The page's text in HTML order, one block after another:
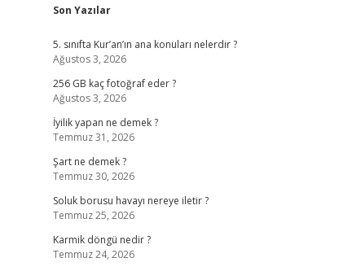
Sidebar
Son Yazılar
5. sınıfta Kur’an’ın ana konuları nelerdir ?
Ağustos 3, 2026
256 GB kaç fotoğraf eder ?
Ağustos 3, 2026
İyilik yapan ne demek ?
Temmuz 31, 2026
Şart ne demek ?
Temmuz 30, 2026
Soluk borusu havayı nereye iletir ?
Temmuz 25, 2026
Karmik döngü nedir ?
Temmuz 24, 2026